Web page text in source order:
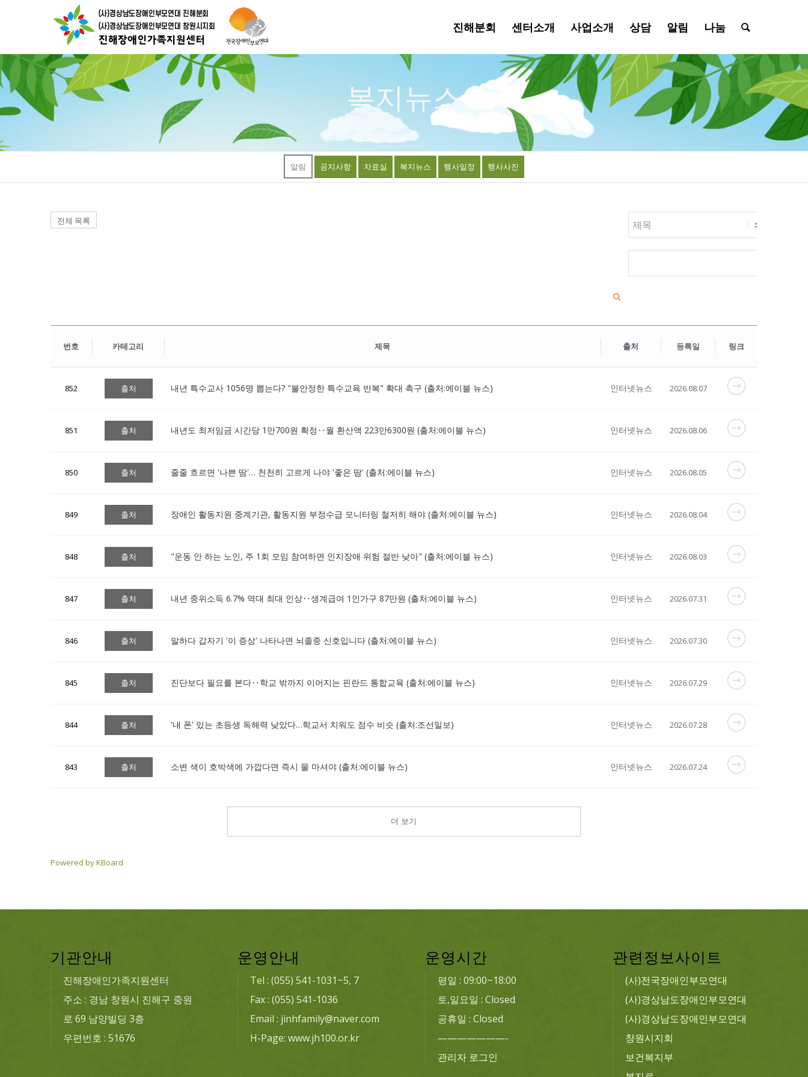
진해분회 센터소개 사업소개 상담 알림 나눔
복지뉴스
알림 공지사항 자료실 복지뉴스 행사일정 행사사진
전체 목록
번호 카테고리 제목 출처 등록일 링크
852 출처 내년 특수교사 1056명 뽑는다? "불안정한 특수교육 반복" 확대 촉구 (출처:에이블 뉴스) 인터넷뉴스 2026.08.07
851 출처 내년도 최저임금 시간당 1만700원 확정‥월 환산액 223만6300원 (출처:에이블 뉴스) 인터넷뉴스 2026.08.06
850 출처 줄줄 흐르면 '나쁜 땀'… 천천히 고르게 나야 '좋은 땀' (출처:에이블 뉴스) 인터넷뉴스 2026.08.05
849 출처 장애인 활동지원 중계기관, 활동지원 부정수급 모니터링 철저히 해야 (출처:에이블 뉴스) 인터넷뉴스 2026.08.04
848 출처 "운동 안 하는 노인, 주 1회 모임 참여하면 인지장애 위험 절반 낮아" (출처:에이블 뉴스) 인터넷뉴스 2026.08.03
847 출처 내년 중위소득 6.7% 역대 최대 인상‥생계급여 1인가구 87만원 (출처:에이블 뉴스) 인터넷뉴스 2026.07.31
846 출처 말하다 갑자기 '이 증상' 나타나면 뇌졸중 신호입니다 (출처:에이블 뉴스) 인터넷뉴스 2026.07.30
845 출처 진단보다 필요를 본다‥학교 밖까지 이어지는 핀란드 통합교육 (출처:에이블 뉴스) 인터넷뉴스 2026.07.29
844 출처 '내 폰' 있는 초등생 독해력 낮았다…학교서 치워도 점수 비슷 (출처:조선일보) 인터넷뉴스 2026.07.28
843 출처 소변 색이 호박색에 가깝다면 즉시 물 마셔야 (출처:에이블 뉴스) 인터넷뉴스 2026.07.24
더 보기
Powered by KBoard
기관안내
진해장애인가족지원센터
주소 : 경남 창원시 진해구 중원
로 69 남양빌딩 3층
우편번호 : 51676
운영안내
Tel : (055) 541-1031~5, 7
Fax : (055) 541-1036
Email : jinhfamily@naver.com
H-Page: www.jh100.or.kr
운영시간
평일 : 09:00~18:00
토,일요일 : Closed
공휴일 : Closed
———————-
관리자 로그인
관련정보사이트
(사)전국장애인부모연대
(사)경상남도장애인부모연대
(사)경상남도장애인부모연대
창원시지회
보건복지부